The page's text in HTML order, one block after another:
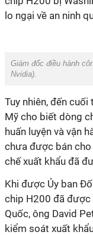
lo ngại về an ninh
Giám đốc điều hành
Nvidia).
Tuy nhiên, đến
Mỹ cho biết dòng
huấn luyện và vận
chưa được bán cho
chế xuất khẩu đã
Khi được Ủy ban
chip H200 đã được
Quốc, ông David
kiểm soát xuất